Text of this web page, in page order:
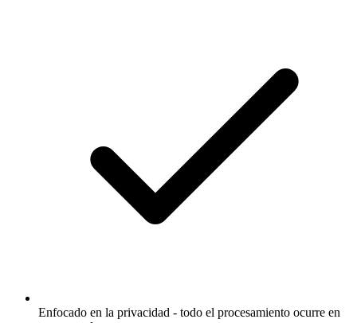
Enfocado en la privacidad - todo el procesamiento ocurre en